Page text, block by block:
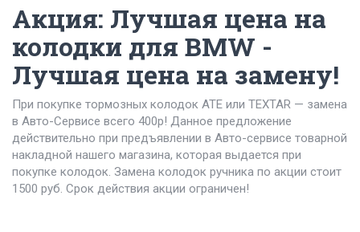
Акция: Лучшая цена на
колодки для BMW -
Лучшая цена на замену!
При покупке тормозных колодок ATE или TEXTAR — замена
в Авто-Сервисе всего 400р! Данное предложение
действительно при предъявлении в Авто-сервисе товарной
накладной нашего магазина, которая выдается при
покупке колодок. Замена колодок ручника по акции стоит
1500 руб. Срок действия акции ограничен!